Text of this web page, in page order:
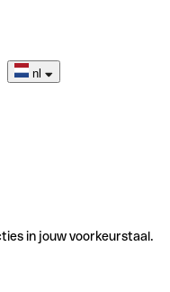
nl
in jouw voorkeurstaal.